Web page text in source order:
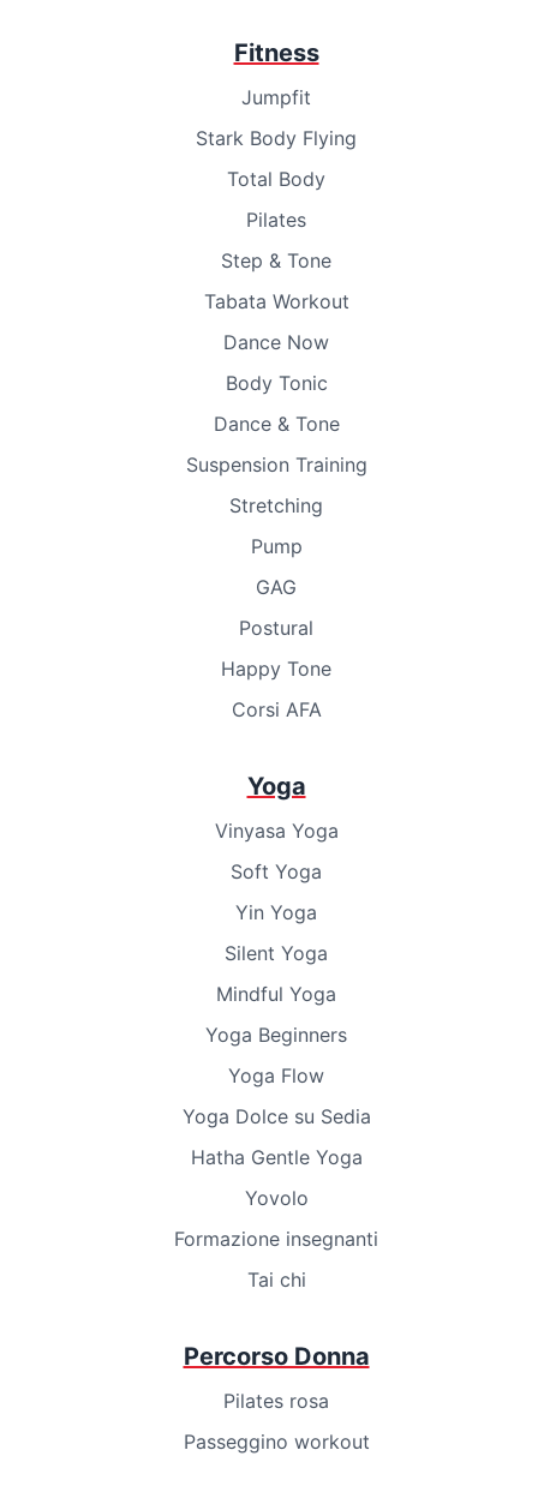
Fitness
Jumpfit
Stark Body Flying
Total Body
Pilates
Step & Tone
Tabata Workout
Dance Now
Body Tonic
Dance & Tone
Suspension Training
Stretching
Pump
GAG
Postural
Happy Tone
Corsi AFA
Yoga
Vinyasa Yoga
Soft Yoga
Yin Yoga
Silent Yoga
Mindful Yoga
Yoga Beginners
Yoga Flow
Yoga Dolce su Sedia
Hatha Gentle Yoga
Yovolo
Formazione insegnanti
Tai chi
Percorso Donna
Pilates rosa
Passeggino workout